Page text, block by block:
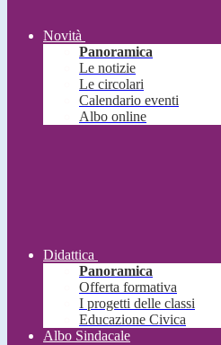
Novità
Panoramica
Le notizie
Le circolari
Calendario eventi
Albo online
Didattica
Panoramica
Offerta formativa
I progetti delle classi
Educazione Civica
Albo Sindacale